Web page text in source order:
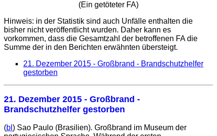
(Ein getöteter FA)
Hinweis: in der Statistik sind auch Unfälle enthalten die
bisher nicht veröffentlicht wurden. Daher kann es
vorkommen, dass die Gesamtzahl der betroffenen FAdie
Summe der in den Berichten erwähnten übersteigt.
21. Dezember 2015 - Großbrand - Brandschutzhelfer
gestorben
21. Dezember 2015 - Großbrand -
Brandschutzhelfer gestorben
(bl ) Sao Paulo (Brasilien). Großbrand im Museum der